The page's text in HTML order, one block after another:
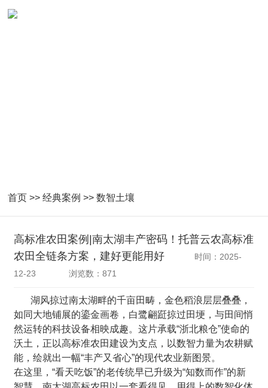
首页 >>经典案例 >>数智土壤
高标准农田案例|南太湖丰产密码！托普云农高标准
农田全链条方案，建好更能用好
时间：2025-
12-23
浏览数：871
湖风掠过南太湖畔的千亩田畴，金色稻浪层层叠叠，
如同大地铺展的鎏金画卷，白鹭翩跹掠过田埂，与田间悄
然运转的科技设备相映成趣。这片承载“浙北粮仓”使命的
沃土，正以高标准农田建设为支点，以数智力量为农耕赋
能，绘就出一幅“丰产又省心”的现代农业新图景。
在这里，“看天吃饭”的老传统早已升级为“知数而作”的新